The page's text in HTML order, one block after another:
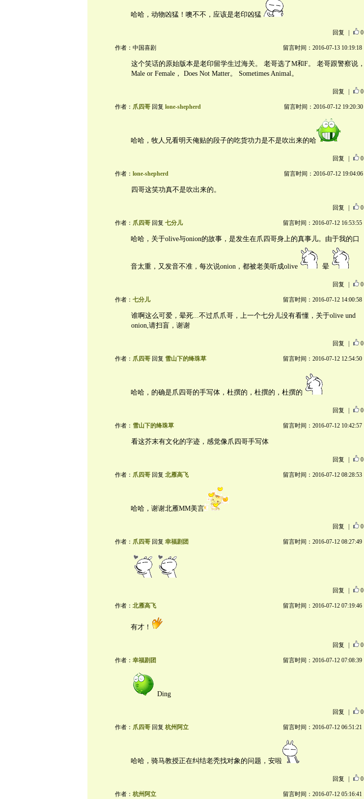
哈哈，动物凶猛！噢不不，应该是老印凶猛
回复 0
作者：中国喜剧 留言时间：2016-07-13 10:19:18
这个笑话的原始版本是老印留学生过海关。 老哥选了M和F。 老哥跟警察说，
Male or Female， Does Not Matter。 Sometimes Animal。
回复 0
作者： 爪四哥回复 lone-shepherd 留言时间：2016-07-12 19:20:30
哈哈，牧人兄看明天俺贴的段子的吃货功力是不是吹出来的哈
回复 0
作者： lone-shepherd 留言时间：2016-07-12 19:04:06
四哥这笑功真不是吹出来的。
回复 0
作者： 爪四哥回复 七分儿 留言时间：2016-07-12 16:53:55
哈哈，关于olive与onion的故事，是发生在爪四哥身上的真事儿。由于我的口
音太重，又发音不准，每次说onion，都被老美听成olive 晕
回复 0
作者： 七分儿 留言时间：2016-07-12 14:00:58
谁啊这么可爱，晕死...不过爪爪哥，上一个七分儿没有看懂，关于olive und
onion,请扫盲，谢谢
回复 0
作者： 爪四哥回复 雪山下的绛珠草 留言时间：2016-07-12 12:54:50
哈哈，的确是爪四哥的手写体，杜撰的，杜撰的，杜撰的
回复 0
作者： 雪山下的绛珠草 留言时间：2016-07-12 10:42:57
看这芥末有文化的字迹，感觉像爪四哥手写体
回复 0
作者： 爪四哥回复 北雁高飞 留言时间：2016-07-12 08:28:53
哈哈，谢谢北雁MM美言
回复 0
作者： 爪四哥回复 幸福剧团 留言时间：2016-07-12 08:27:49
回复 0
作者： 北雁高飞 留言时间：2016-07-12 07:19:46
有才！
回复 0
作者： 幸福剧团 留言时间：2016-07-12 07:08:39
Ding
回复 0
作者： 爪四哥回复 杭州阿立 留言时间：2016-07-12 06:51:21
哈哈，骑马教授正在纠结老秃找对象的问题，安啦
回复 0
作者： 杭州阿立 留言时间：2016-07-12 05:16:41